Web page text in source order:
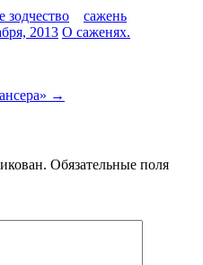
зодчество
сажень
2013 О саженях.
→
Обязательные поля